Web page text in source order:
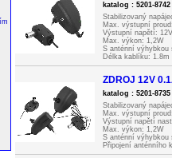
katalog : 5201-8742
Stabilizovaný
Max. výstupní
Výstupní napětí:
Max. výkon: 1,2W
S anténní výhybkou
Délka kablíku: 1.8m
Indikace
ZDROJ 12V
katalog : 5201-8735
Stabilizovaný
Max. výstupní
Výstupní napětí
Max. výkon: 1,2W
S anténní výhybkou
Připojení anténního
Indikace